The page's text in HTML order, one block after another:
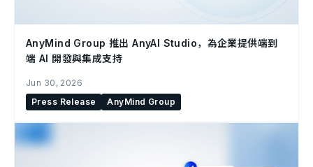
AnyMind Group 推出 AnyAI Studio，為企業提供端到
端 AI 開發與集成支持
Jun 30, 2026
Press Release
AnyMind Group